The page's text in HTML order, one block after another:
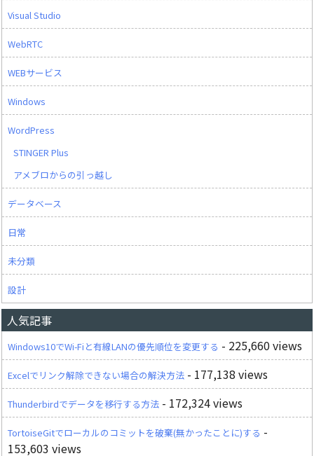
Visual Studio
WebRTC
WEBサービス
Windows
WordPress
STINGER Plus
アメブロからの引っ越し
データベース
日常
未分類
設計
人気記事
Windows10でWi-Fiと有線LANの優先順位を変更する - 225,660 views
Excelでリンク解除できない場合の解決方法 - 177,138 views
Thunderbirdでデータを移行する方法 - 172,324 views
TortoiseGitでローカルのコミットを破棄(無かったことに)する -
153,603 views